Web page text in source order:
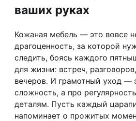
ваших руках
Кожаная мебель — это вовсе
драгоценность, за которой
следить, боясь каждого
для жизни: встреч,
вечеров. И грамотный уход —
сложность, а про
деталям. Пусть каждый
напоминает о прожитых